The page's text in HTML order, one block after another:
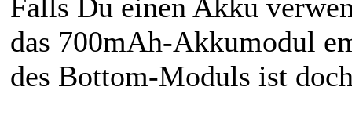
Falls Du einen Akku
das 700mAh-Akkumodul
des Bottom-Moduls ist